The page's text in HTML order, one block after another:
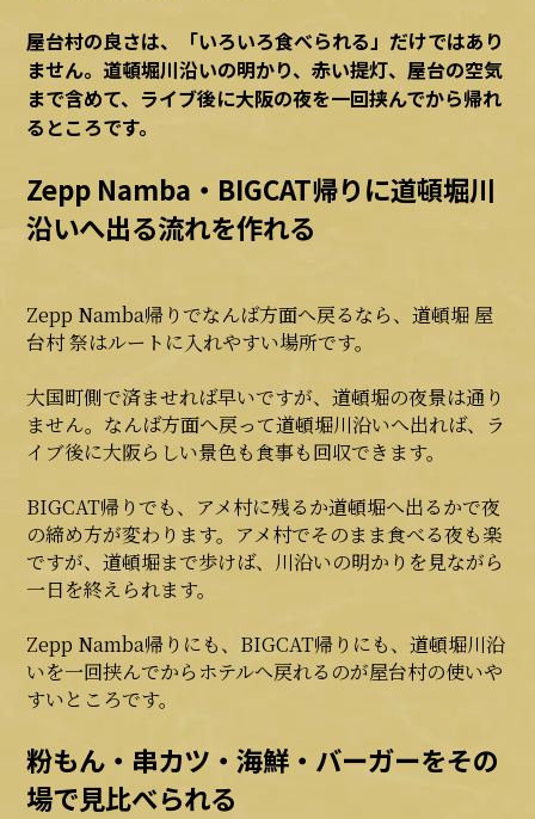
屋台村の良さは、「いろいろ食べられる」だけではあり
ません。道頓堀川沿いの明かり、赤い提灯、屋台の空気
まで含めて、ライブ後に大阪の夜を一回挟んでから帰れ
るところです。
Zepp Namba・BIGCAT帰りに道頓堀川
沿いへ出る流れを作れる
Zepp Namba帰りでなんば方面へ戻るなら、道頓堀 屋
台村 祭はルートに入れやすい場所です。
大国町側で済ませれば早いですが、道頓堀の夜景は通り
ません。なんば方面へ戻って道頓堀川沿いへ出れば、ラ
イブ後に大阪らしい景色も食事も回収できます。
BIGCAT帰りでも、アメ村に残るか道頓堀へ出るかで夜
の締め方が変わります。アメ村でそのまま食べる夜も楽
ですが、道頓堀まで歩けば、川沿いの明かりを見ながら
一日を終えられます。
Zepp Namba帰りにも、BIGCAT帰りにも、道頓堀川沿
いを一回挟んでからホテルへ戻れるのが屋台村の使いや
すいところです。
粉もん・串カツ・海鮮・バーガーをその
場で見比べられる